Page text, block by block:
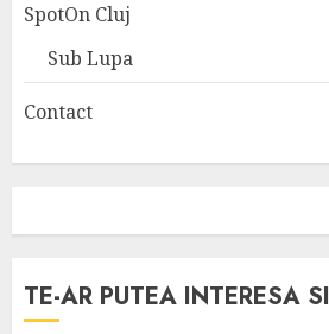
SpotOn Cluj
Sub Lupa
Contact
TE-AR PUTEA INTERESA SI